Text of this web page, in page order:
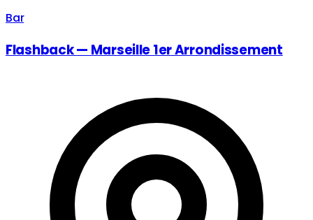
Bar
Flashback — Marseille 1er Arrondissement